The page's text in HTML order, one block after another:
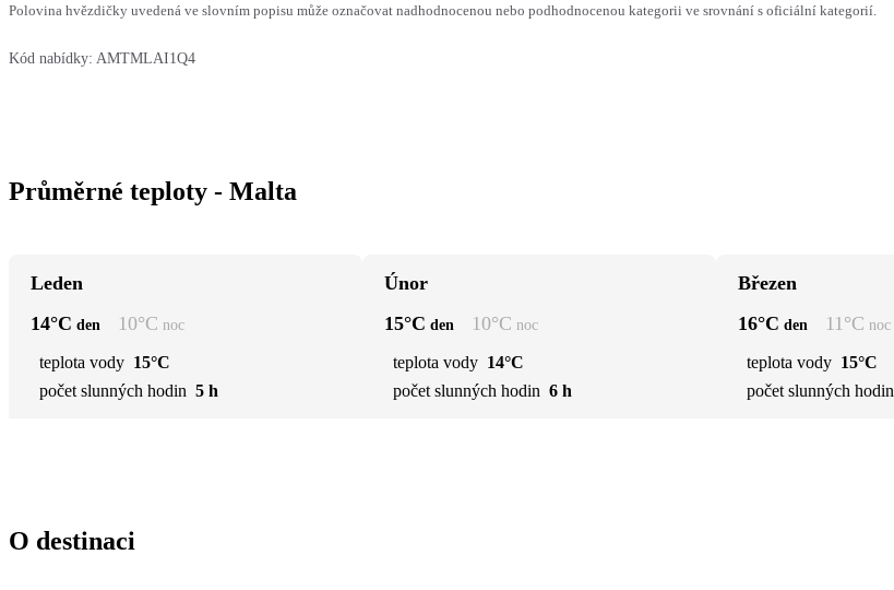
Polovina hvězdičky uvedená ve slovním popisu může označovat nadhodnocenou nebo podhodnocenou kategorii ve srovnání s oficiální kategorií.
Kód nabídky: AMTMLAI1Q4
Průměrné teploty - Malta
Leden
14°C den 10°C noc
teplota vody 15°C
počet slunných hodin 5 h
Únor
15°C den 10°C noc
teplota vody 14°C
počet slunných hodin 6 h
Březen
16°C den 11 °C noc
teplota vody 15°C
počet slunných hodin
O destinaci